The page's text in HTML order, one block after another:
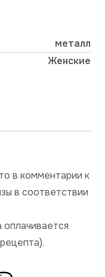
металл
Женские
в комментарии к
в соответствии